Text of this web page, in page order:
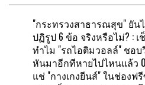
"กระทรวงสาธารณสุข" ยัน
ปฏิรูป 6 ข้อ จริงหรือไม่? :
ทำไม "รถไอติมวอลล์" ชอบ
หันมาอีกทีหายไปไหนแล้ว
แช่ "กางเกงยีนส์" ในช่องฟ